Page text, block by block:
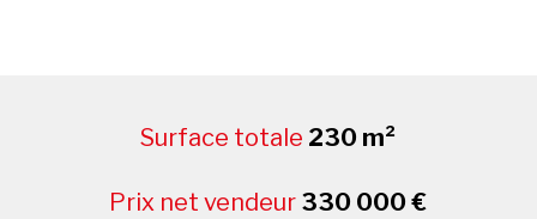
Surface totale 230 m²
Prix net vendeur 330 000 €